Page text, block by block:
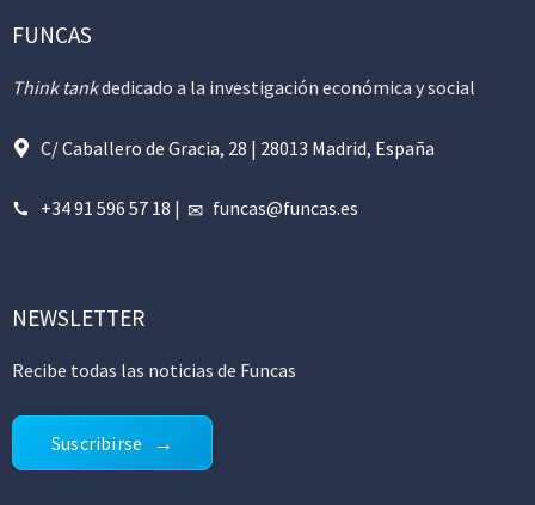
FUNCAS
Think tankdedicado a la investigación económica y social
C/ Caballero de Gracia, 28 | 28013 Madrid, España
+34 91 596 57 18 | funcas@funcas.es
NEWSLETTER
Recibe todas las noticias de Funcas
Suscribirse